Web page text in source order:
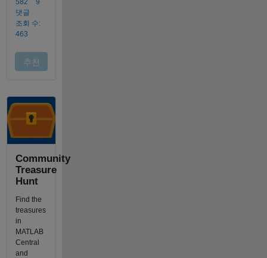
Community
Treasure
Hunt
Find the
treasures
in
MATLAB
Central
and